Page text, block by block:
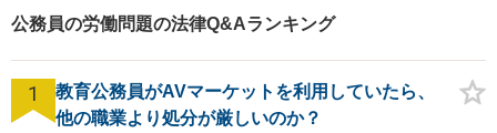
公務員の労働問題の法律Q&Aランキング
1
教育公務員がAVマーケットを利用していたら、
他の職業より処分が厳しいのか？